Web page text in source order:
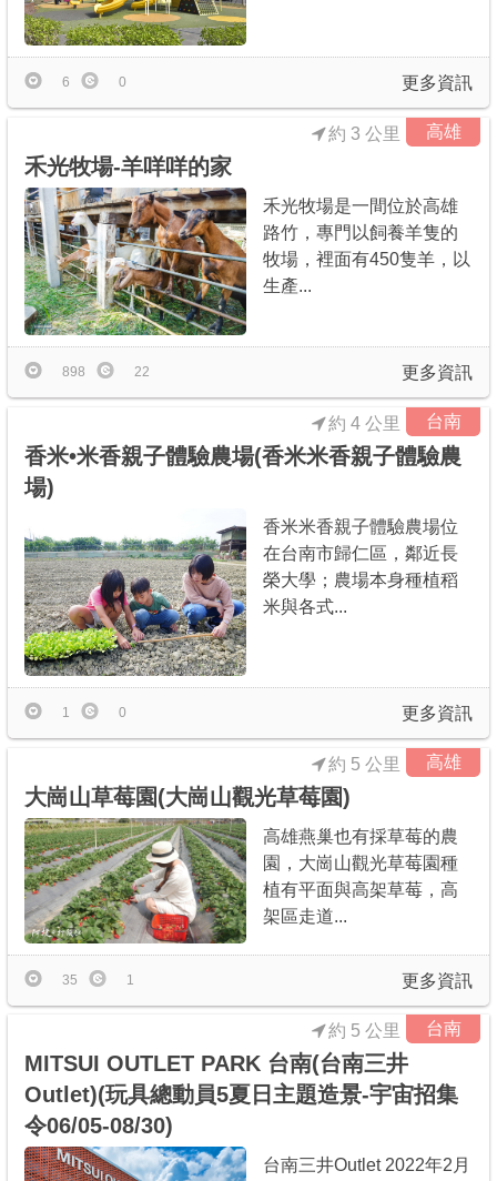
更多資訊
6 0
高雄
禾光牧場-羊咩咩的家
約 3 公里
禾光牧場是一間位於高雄
路竹，專門以飼養羊隻的
牧場，裡面有450隻羊，以
生產...
更多資訊
898 22
台南
香米•米香親子體驗農場(香米米香親子體驗農
場)
約 4 公里
香米米香親子體驗農場位
在台南市歸仁區，鄰近長
榮大學；農場本身種植稻
米與各式...
更多資訊
1 0
高雄
大崗山草莓園(大崗山觀光草莓園)
約 5 公里
高雄燕巢也有採草莓的農
園，大崗山觀光草莓園種
植有平面與高架草莓，高
架區走道...
更多資訊
35 1
台南
MITSUI OUTLET PARK 台南(台南三井
Outlet)(玩具總動員5夏日主題造景-宇宙招集
令06/05-08/30)
約 5 公里
台南三井Outlet 2022年2月